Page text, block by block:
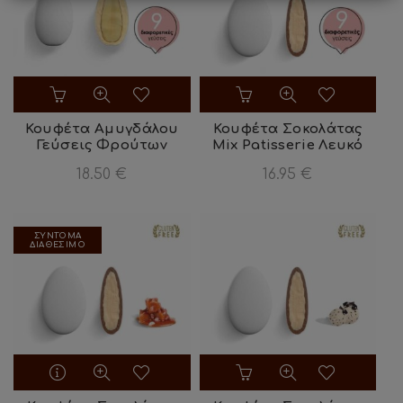
επιλεγούν
σελίδα
προϊόντος
επιλεγούν
σελίδα
προϊόντος
Κουφέτα Αμυγδάλου
Γεύσεις Φρούτων
18.50€
Κουφέτα Σοκολάτας
Mix Patisserie Λευκό
16.95€
ΣΥΝΤΟΜΑ
ΔΙΑΘΕΣΙΜΟ